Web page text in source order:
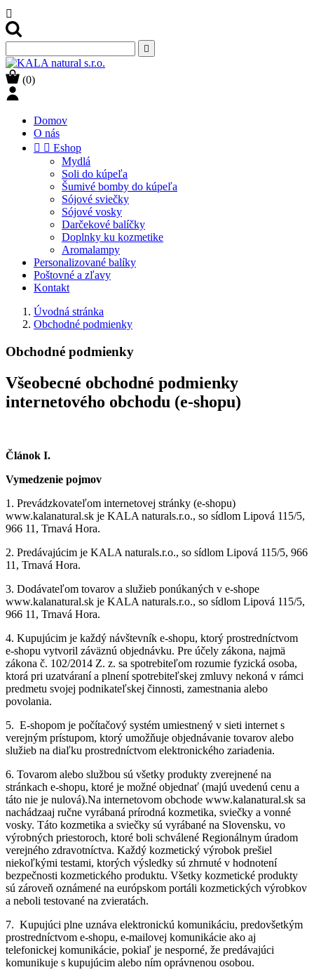


(0)
Domov
O nás
  Eshop
Mydlá
Soli do kúpeľa
Šumivé bomby do kúpeľa
Sójové sviečky
Sójové vosky
Darčekové balíčky
Doplnky ku kozmetike
Aromalampy
Personalizované balíky
Poštovné a zľavy
Kontakt
Úvodná stránka
Obchodné podmienky
Obchodné podmienky
Všeobecné obchodné podmienky
internetového obchodu (e-shopu)
Článok I.
Vymedzenie pojmov
1. Prevádzkovateľom internetovej stránky (e-shopu)
www.kalanatural.sk je KALA naturals.r.o., so sídlom Lipová 115/5,
966 11, Trnavá Hora.
2. Predávajúcim je KALA naturals.r.o., so sídlom Lipová 115/5, 966
11, Trnavá Hora.
3. Dodávateľom tovarov a služieb ponúkaných v e-shope
www.kalanatural.sk je KALA naturals.r.o., so sídlom Lipová 115/5,
966 11, Trnavá Hora.
4. Kupujúcim je každý návštevník e-shopu, ktorý prostredníctvom
e-shopu vytvoril záväznú objednávku. Pre účely zákona, najmä
zákona č. 102/2014 Z. z. sa spotrebiteľom rozumie fyzická osoba,
ktorá pri uzatváraní a plnení spotrebiteľskej zmluvy nekoná v rámci
predmetu svojej podnikateľskej činnosti, zamestnania alebo
povolania.
5. E-shopom je počítačový systém umiestnený v sieti internet s
verejným prístupom, ktorý umožňuje objednávanie tovarov alebo
služieb na diaľku prostredníctvom elektronického zariadenia.
6. Tovarom alebo službou sú všetky produkty zverejnené na
stránkach e-shopu, ktoré je možné objednať (majú uvedenú cenu a
táto nie je nulová).Na internetovom obchode www.kalanatural.sk sa
nachádzaaj ručne vyrábaná prírodná kozmetika, sviečky a vonné
vosky. Táto kozmetika a sviečky sú vyrábané na Slovensku, vo
výrobných priestoroch, ktoré boli schválené Regionálnym úradom
verejného zdravotníctva. Každý kozmetický výrobok prešiel
niekoľkými testami, ktorých výsledky sú zhrnuté v hodnotení
bezpečnosti kozmetického produktu. Všetky kozmetické produkty
sú zároveň oznámené na európskom portáli kozmetických výrobkov
a neboli testované na zvieratách.
7. Kupujúci plne uznáva elektronickú komunikáciu, predovšetkým
prostredníctvom e-shopu, e-mailovej komunikácie ako aj
telefonickej komunikácie, pokiaľ je nesporné, že predávajúci
komunikuje s kupujúcim alebo ním oprávnenou osobou.